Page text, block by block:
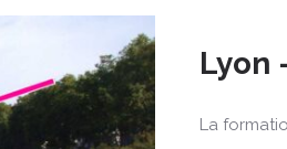
Lyon
La